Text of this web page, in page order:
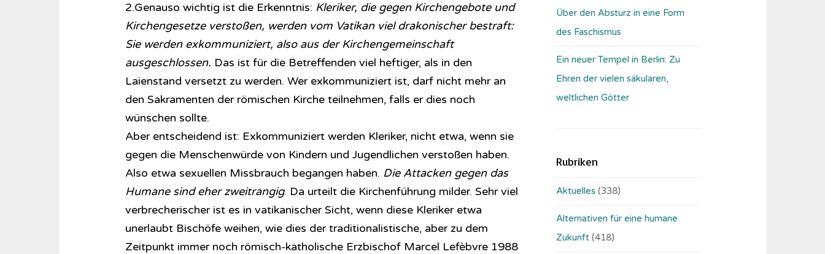
2.Genauso wichtig ist die Erkenntnis: Kleriker, die gegen Kirchengebote und
Kirchengesetze verstoßen, werden vom Vatikan viel drakonischer bestraft:
Sie werden exkommuniziert, also aus der Kirchengemeinschaft
ausgeschlossen. Das ist für die Betreffenden viel heftiger, als in den
Laienstand versetzt zu werden. Wer exkommuniziert ist, darf nicht mehr an
den Sakramenten der römischen Kirche teilnehmen, falls er dies noch
wünschen sollte.
Aber entscheidend ist: Exkommuniziert werden Kleriker, nicht etwa, wenn sie
gegen die Menschenwürde von Kindern und Jugendlichen verstoßen haben.
Also etwa sexuellen Missbrauch begangen haben. Die Attacken gegen das
Humane sind eher zweitrangig. Da urteilt die Kirchenführung milder. Sehr viel
verbrecherischer ist es in vatikanischer Sicht, wenn diese Kleriker etwa
unerlaubt Bischöfe weihen, wie dies der traditionalistische, aber zu dem
Zeitpunkt immer noch römisch-katholische Erzbischof Marcel Lefèbvre 1988
Über den Absturz in eine Form
des Faschismus
Ein neuer Tempel in Berlin: Zu
Ehren der vielen säkularen,
weltlichen Götter
Rubriken
Aktuelles (338)
Alternativen für eine humane
Zukunft (418)